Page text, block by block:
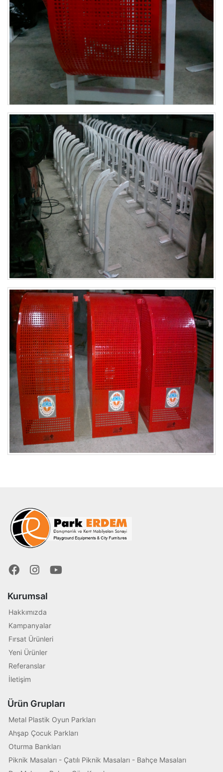
Kurumsal
Hakkımızda
Kampanyalar
Fırsat Ürünleri
Yeni Ürünler
Referanslar
İletişim
Ürün Grupları
Metal Plastik Oyun Parkları
Ahşap Çocuk Parkları
Oturma Bankları
Piknik Masaları - Çatılı Piknik Masaları - Bahçe Masaları